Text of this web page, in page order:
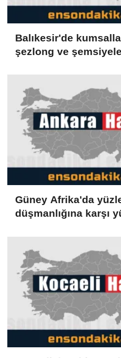
Balıkesir'de
şezlong ve
Güney Afrika'da
düşmanlığına karşı